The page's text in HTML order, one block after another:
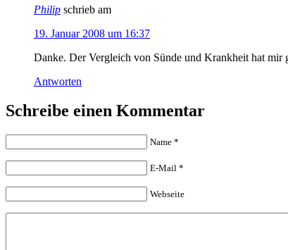
Philip schrieb am
19. Januar 2008 um 16:37
Danke. Der Vergleich von Sünde und Krankheit hat mir
Antworten
Schreibe einen Kommentar
Name *
E-Mail *
Webseite